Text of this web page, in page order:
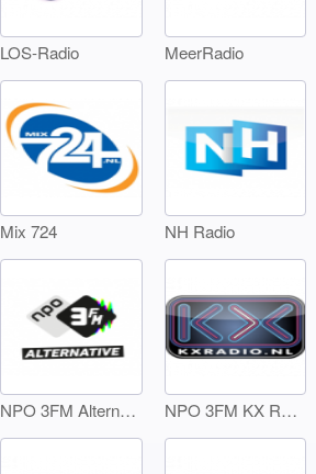
LOS-Radio MeerRadio
Mix 724 NH Radio
NPO 3FM Alternative NPO 3FM KX Radio